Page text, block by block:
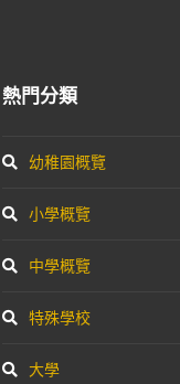
熱門分類
幼稚園概覽
小學概覽
中學概覽
特殊學校
大學